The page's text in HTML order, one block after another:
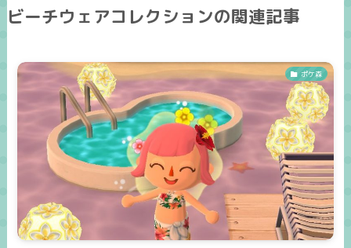
ビーチウェアコレクションの関連記事
ポケ森